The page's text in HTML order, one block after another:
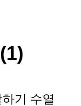
기 수열